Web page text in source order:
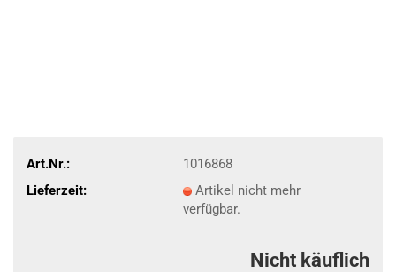
Art.Nr.:
1016868
Lieferzeit:
Artikel nicht mehr
verfügbar.
Nicht käuflich